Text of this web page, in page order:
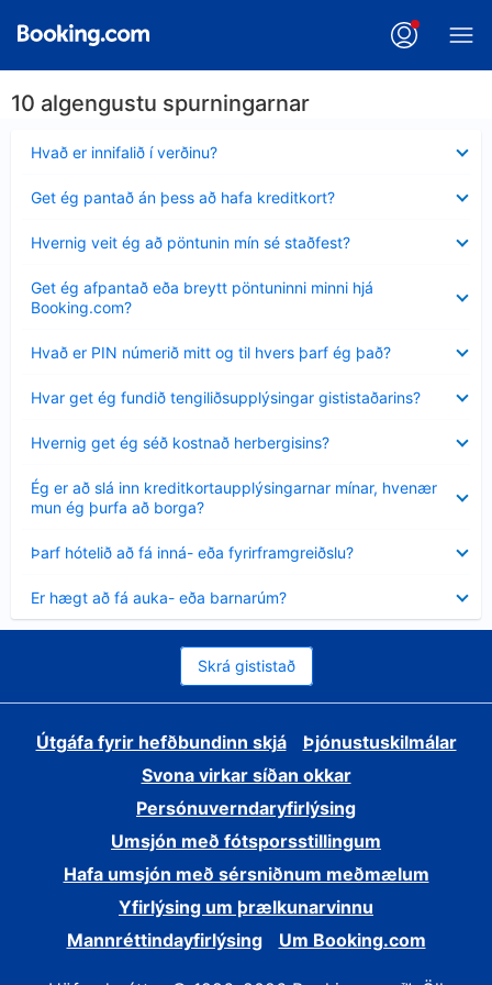
10 algengustu spurningarnar
Hvað er innifalið í verðinu?
sýnt
Get ég pantað án þess að hafa kreditkort?
sýnt
Hvernig veit ég að pöntunin mín sé staðfest?
sýnt
Get ég afpantað eða breytt pöntuninni minni hjá
Booking.com?
sýnt
Hvað er PIN númerið mitt og til hvers þarf ég það?
sýnt
Hvar get ég fundið tengiliðsupplýsingar gististaðarins?
sýnt
Hvernig get ég séð kostnað herbergisins?
sýnt
Ég er að slá inn kreditkortaupplýsingarnar mínar, hvenær
mun ég þurfa að borga?
Minna
sýnt
Þarf hótelið að fá inná- eða fyrirframgreiðslu?
sýnt
Er hægt að fá auka- eða barnarúm?
sýnt
Skrá gististað
Útgáfa fyrir hefðbundinn skjá
Þjónustuskilmálar
Svona virkar síðan okkar
Persónuverndaryfirlýsing
Umsjón með fótsporsstillingum
Hafa umsjón með sérsniðnum meðmælum
Yfirlýsing um þrælkunarvinnu
Mannréttindayfirlýsing
Um Booking.com